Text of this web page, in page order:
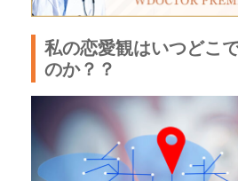
私の恋愛観はいつどこ
のか？？